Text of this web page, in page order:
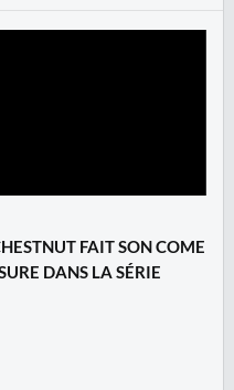
FAIT SON COME
DANS LA SÉRIE